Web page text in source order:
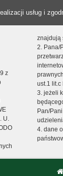
usług i
z
U.
znajdują
2. Pana/
ust.1 lit.c
3. jeżeli
Pan/
4. dane